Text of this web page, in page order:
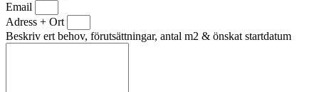
Email
Adress + Ort
Beskriv ert behov, förutsättningar, antal m2 & önskat startdatum